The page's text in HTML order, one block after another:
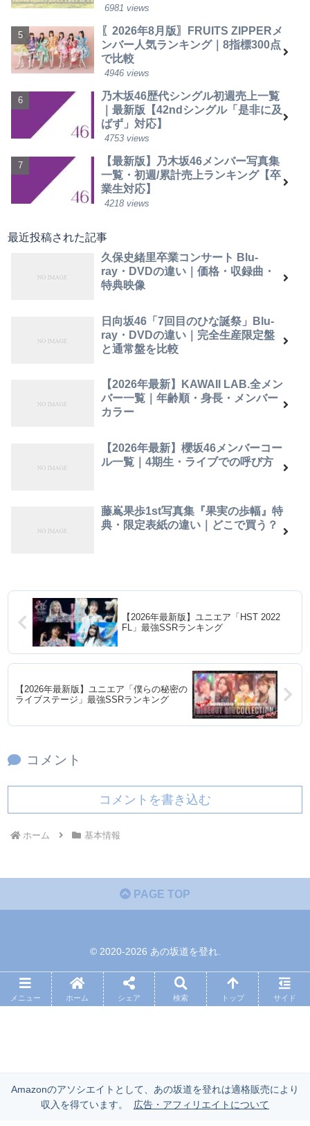
6981 views
〖2026年8月版〗FRUITS ZIPPERメ
ンバー人気ランキング｜8指標300点
で比較
4946 views
乃木坂46歴代シングル初週売上一覧
｜最新版【42ndシングル「是非に及
ばず」対応】
4753 views
【最新版】乃木坂46メンバー写真集
一覧・初週/累計売上ランキング【卒
業生対応】
4218 views
最近投稿された記事
久保史緒里卒業コンサート Blu-
ray・DVDの違い｜価格・収録曲・
特典映像
日向坂46「7回目のひな誕祭」Blu-
ray・DVDの違い｜完全生産限定盤
と通常盤を比較
【2026年最新】KAWAII LAB.全メン
バー一覧｜年齢順・身長・メンバー
カラー
【2026年最新】櫻坂46メンバーコー
ル一覧｜4期生・ライブでの呼び方
藤嶌果歩1st写真集『果実の歩幅』特
典・限定表紙の違い｜どこで買う？
【2026年最新版】ユニエア「HST 2022
FL」最強SSRランキング
【2026年最新版】ユニエア「僕らの秘密の
ライブステージ」最強SSRランキング
コメント
コメントを書き込む
ホーム 基本情報
PAGE TOP
© 2020-2026 あの坂道を登れ.
メニュー ホーム シェア 検索 トップ サイド
Amazonのアソシエイトとして、あの坂道を登れは適格販売により
収入を得ています。
広告・アフィリエイトについて